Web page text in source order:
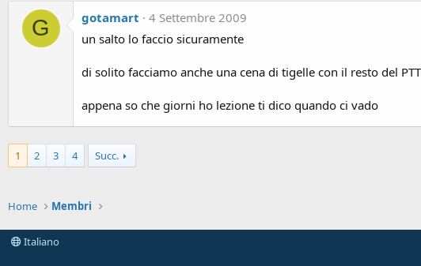
G gotamart
4 Settembre 2009
un salto lo faccio sicuramente
di solito facciamo anche una cena di tigelle con il resto del
appena so che giorni ho lezione ti dico quando ci vado
1 2 3 4 Succ.
Home Membri
Italiano